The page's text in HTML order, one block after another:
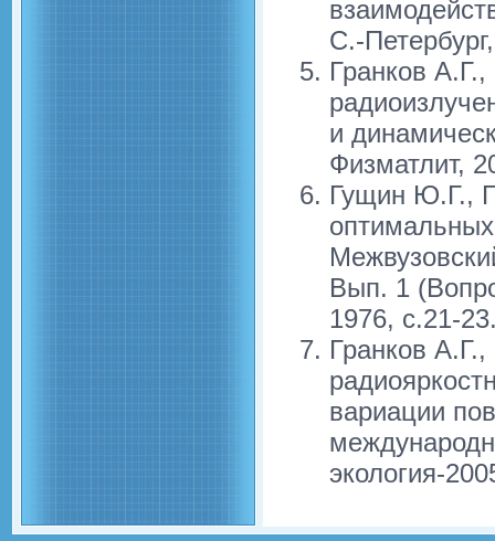
С.-
Гранков
и
Физматлит,
Гущин Ю.Г.,
Вып. 1
1976, с.21-
Гранков
вариации
экология-